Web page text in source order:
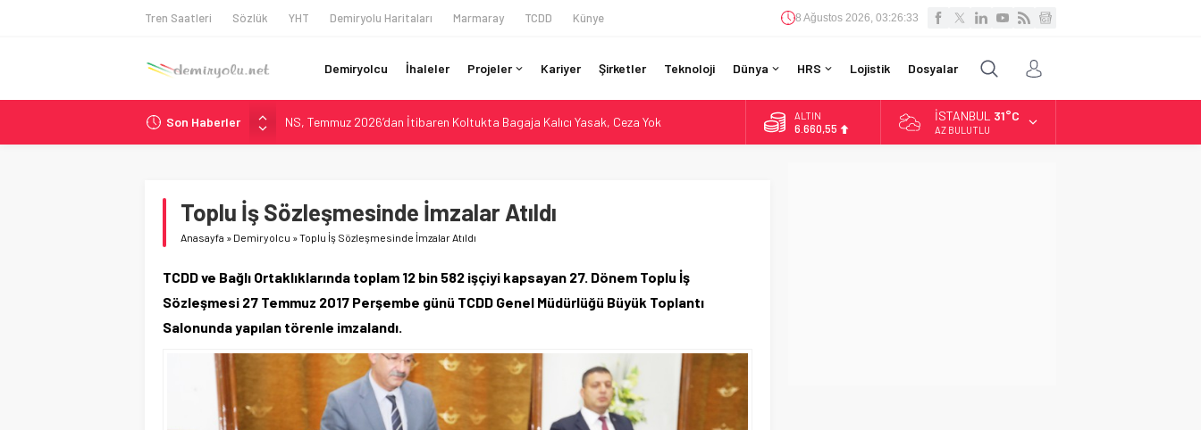
Tren Saatleri Sözlük YHT Demiryolu Haritaları Marmaray TCDD Künye 8 Ağustos 2026, 03:26:34
Demiryolcu İhaleler Projeler Kariyer Şirketler Teknoloji Dünya HRS Lojistik Dosyalar
Son Haberler
NS, Temmuz 2026’dan İtibaren Koltukta Bagaja Kalıcı Yasak, Ceza Yok
Madrid Atocha’da 56 Milyon Euro’luk Yenileme: Sol Tüneli %33 Kapasite Artışı
České dráhy 101 Yaşındaki Buharlıyı Šumava Seferlerine Çıkarıyor
ÖBB ve RFI’dan Brenner’da 15 Günlük Bakım: Tren Seferleri Duruyor
ALTIN
6.660,55
İSTANBUL 31°C
AZ BULUTLU
Toplu İş Sözleşmesinde İmzalar Atıldı
Anasayfa » Demiryolcu »Toplu İş Sözleşmesinde İmzalar Atıldı
TCDD ve Bağlı Ortaklıklarında toplam 12 bin 582 işçiyi kapsayan 27. Dönem Toplu İş
Sözleşmesi 27 Temmuz 2017 Perşembe günü TCDD Genel Müdürlüğü Büyük Toplantı
Salonunda yapılan törenle imzalandı.